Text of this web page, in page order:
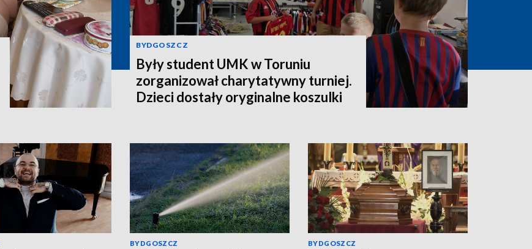
BYDGOSZCZ
Były student UMK w Toruniu
zorganizował charytatywny turniej.
Dzieci dostały oryginalne koszulki
BYDGOSZCZ BYDGOSZCZ